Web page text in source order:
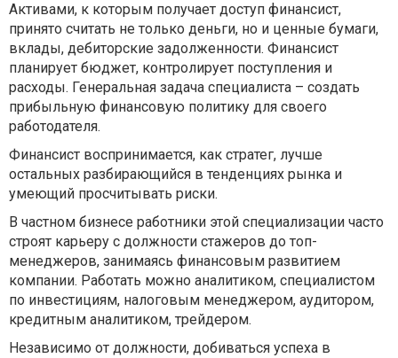
Активами, к которым получает доступ финансист,
принято считать не только деньги, но и ценные бумаги,
вклады, дебиторские задолженности. Финансист
планирует бюджет, контролирует поступления и
расходы. Генеральная задача специалиста – создать
прибыльную финансовую политику для своего
работодателя.
Финансист воспринимается, как стратег, лучше
остальных разбирающийся в тенденциях рынка и
умеющий просчитывать риски.
В частном бизнесе работники этой специализации часто
строят карьеру с должности стажеров до топ-
менеджеров, занимаясь финансовым развитием
компании. Работать можно аналитиком, специалистом
по инвестициям, налоговым менеджером, аудитором,
кредитным аналитиком, трейдером.
Независимо от должности, добиваться успеха в